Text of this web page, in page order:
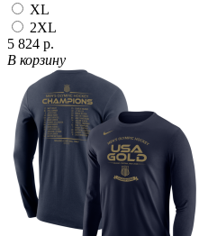
XL
2XL
5 824 р.
В корзину